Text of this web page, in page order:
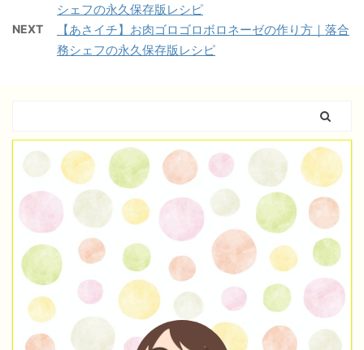
シェフの永久保存版レシピ
NEXT
【あさイチ】お肉ゴロゴロボロネーゼの作り方｜落合
務シェフの永久保存版レシピ